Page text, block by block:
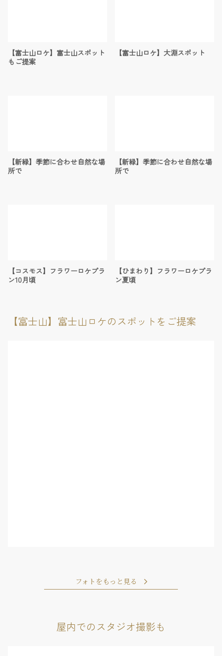
【富士山ロケ】富士山スポット
もご提案
【富士山ロケ】大淵スポット
【新緑】季節に合わせ自然な場
所で
【新緑】季節に合わせ自然な場
所で
【コスモス】フラワーロケプラ
ン10月頃
【ひまわり】フラワーロケプラ
ン夏頃
【富士山】富士山ロケのスポットをご提案
フォトをもっと見る
屋内でのスタジオ撮影も